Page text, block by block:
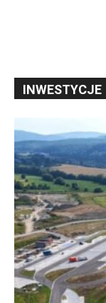
INWESTYCJE